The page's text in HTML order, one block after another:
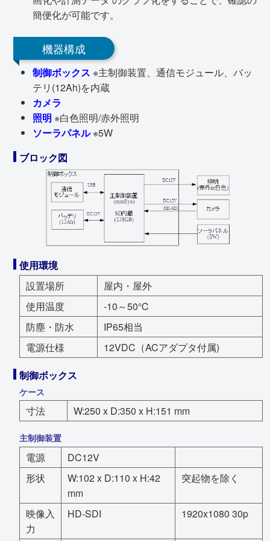
簡便化が可能です。
機器構成
制御ボックス ※主制御装置、通信モジュール、バッ
テリ(12Ah)を内蔵
カメラ
照明 ※白色照明/赤外照明
ソーラパネル※5W
ブロック図
使用環境
設置場所
屋内・屋外
使用温度
-10～50℃
防塵・防水
IP65相当
電源仕様
12VDC（ACアダプタ付属)
制御ボックス
ケース
寸法 W:250 x D:350 x H:151 mm
主制御装置
電源
DC12V
形状
W:102 x D:110 x H:42
mm
突起物を除く
映像入
力
HD-SDI 1920x1080 30p